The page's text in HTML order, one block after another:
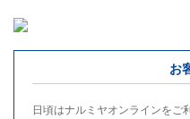
お
日頃はナルミヤオンラインをご